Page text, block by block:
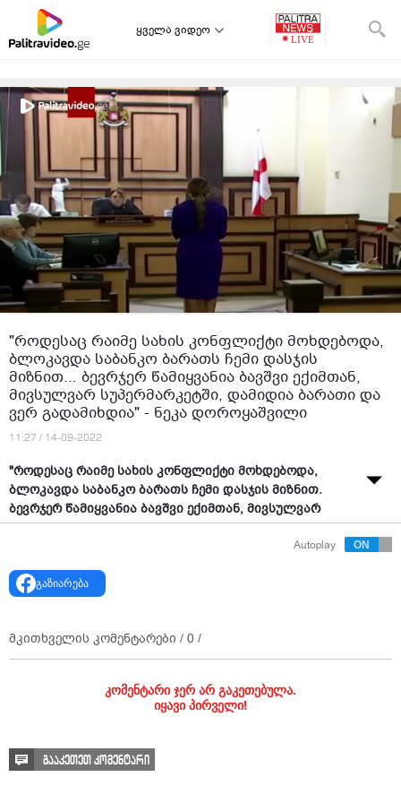
ყველა ვიდეო
"როდესაც რაიმე სახის კონფლიქტი მოხდებოდა,
ბლოკავდა საბანკო ბარათს ჩემი დასჯის
მიზნით... ბევრჯერ წამიყვანია ბავშვი ექიმთან,
მივსულვარ სუპერმარკეტში, დამიდია ბარათი და
ვერ გადამიხდია" - ნეკა დოროყაშვილი
11:27 / 14-09-2022
"როდესაც რაიმე სახის კონფლიქტი მოხდებოდა,
ბლოკავდა საბანკო ბარათს ჩემი დასჯის მიზნით.
ბევრჯერ წამიყვანია ბავშვი ექიმთან, მივსულვარ
სუპერმარკეტში, დამიდია ბარათი და ვერ
გადამიხდია", - ამის შესახებ ჩოგბურთელ ნიკოლოზ
დოროყაშვილმა, სასამართლო პროცესის
მიმდინარეობისას განაცხადა, სადაც ის მოწმის სახით
ნეკა დოროყაშვილის თქმით, ნიკოლოზ ბასილაშვილს
მანიპულაციის და დაკნინების მიზნით აკეთებდა.
ვმუშაობდი და საოჯახო ბიუჯეტი იყო საერთო.
როდესაც მოხდებოდა რაიმე სახის კონფლიქტი,
Autoplay
გაზიარება
მკითხველის კომენტარები / 0 /
კომენტარი ჯერ არ გაკეთებულა.
იყავი პირველი!
გააკეთეთ კომენტარი